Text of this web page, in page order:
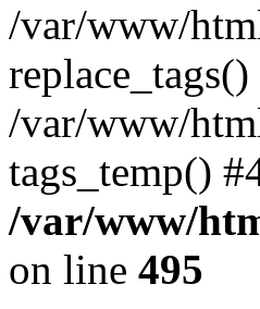
/var/www/
replace_tags()
/var/www/
tags_temp()
/var/www/
on line 495